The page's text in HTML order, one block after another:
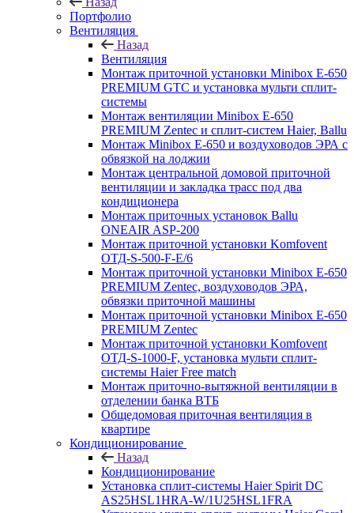
Портфолио
Вентиляция
Назад
Вентиляция
Монтаж приточной установки Minibox E-650
PREMIUM GTC и установка мульти сплит-
системы
Монтаж вентиляции Minibox E-650
PREMIUM Zentec и сплит-систем Haier, Ballu
Монтаж Minibox E-650 и воздуховодов ЭРА с
обвязкой на лоджии
Монтаж центральной домовой приточной
вентиляции и закладка трасс под два
кондиционера
Монтаж приточных установок Ballu
ONEAIR ASP-200
Монтаж приточной установки Komfovent
ОТД-S-500-F-E/6
Монтаж приточной установки Minibox E-650
PREMIUM Zentec, воздуховодов ЭРА,
обвязки приточной машины
Монтаж приточной установки Minibox E-650
PREMIUM Zentec
Монтаж приточной установки Komfovent
ОТД-S-1000-F, установка мульти сплит-
системы Haier Free match
Монтаж приточно-вытяжной вентиляции в
отделении банка ВТБ
Общедомовая приточная вентиляция в
квартире
Кондиционирование
Назад
Кондиционирование
Установка сплит-системы Haier Spirit DC
AS25HSL1HRA-W/1U25HSL1FRA